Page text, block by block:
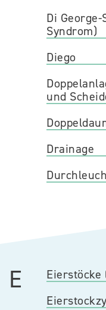
Di George-
Syndrom)
Diego
und
Drainage
E
Eierstöcke